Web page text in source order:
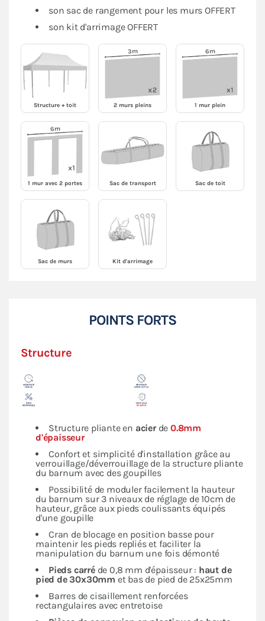
son sac de rangement pour les murs OFFERT
son kit d'arrimage OFFERT
Structure + toit 2 murs pleins 1 mur plein
1 mur avec 2 portes Sac de transport Sac de toit
Sac de murs Kit d'arrimage
POINTS FORTS
Structure
Structure pliante en acier de0.8mm
d'épaisseur
Confort et simplicité d'installation grâce au
verrouillage/déverrouillage de la structure pliante
du barnum avec des goupilles
Possibilité de moduler facilement la hauteur
du barnum sur 3 niveaux de réglage de 10cm de
hauteur, grâce aux pieds coulissants équipés
d'une goupille
Cran de blocage en position basse pour
maintenir les pieds repliés et faciliter la
manipulation du barnum une fois démonté
Pieds carréde 0,8 mm d'épaisseur : haut de
pied de 30x30mm et bas de pied de 25x25mm
Barres de cisaillement renforcées
rectangulaires avec entretoise